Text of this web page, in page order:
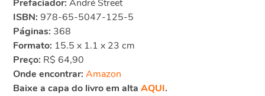
Prefaciador: André Street
ISBN:978-65-5047-125-5
Páginas: 368
Formato: 15.5 x 1.1 x 23 cm
Preço: R$ 64,90
Onde encontrar: Amazon
Baixe a capa do livro em altaAQUI.